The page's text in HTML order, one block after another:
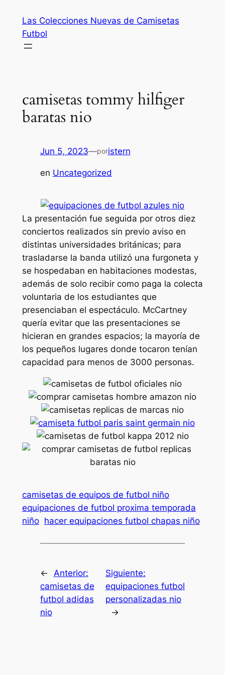
contenido
Las Colecciones Nuevas de Camisetas
Futbol
camisetas tommy hilfiger
baratas nio
Jun 5, 2023—poristern
en Uncategorized
La presentación fue seguida por otros diez
conciertos realizados sin previo aviso en
distintas universidades británicas; para
trasladarse la banda utilizó una furgoneta y
se hospedaban en habitaciones modestas,
además de solo recibir como paga la colecta
voluntaria de los estudiantes que
presenciaban el espectáculo. McCartney
quería evitar que las presentaciones se
hicieran en grandes espacios; la mayoría de
los pequeños lugares donde tocaron tenían
capacidad para menos de 3000 personas.
camisetas de equipos de futbol niño
equipaciones de futbol proxima temporada
niño hacer equipaciones futbol chapas niño
←
Anterior:
camisetas de
futbol adidas
nio
Siguiente:
equipaciones futbol
personalizadas nio
→